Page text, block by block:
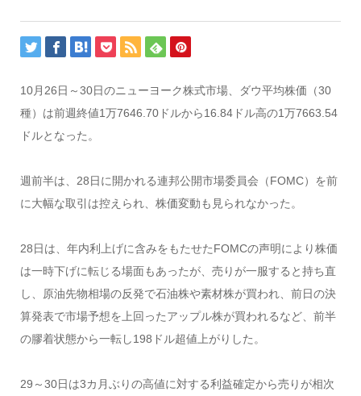
10月26日～30日のニューヨーク株式市場、ダウ平均株価（30
種）は前週終値1万7646.70ドルから16.84ドル高の1万7663.54
ドルとなった。
週前半は、28日に開かれる連邦公開市場委員会（FOMC）を前
に大幅な取引は控えられ、株価変動も見られなかった。
28日は、年内利上げに含みをもたせたFOMCの声明により株価
は一時下げに転じる場面もあったが、売りが一服すると持ち直
し、原油先物相場の反発で石油株や素材株が買われ、前日の決
算発表で市場予想を上回ったアップル株が買われるなど、前半
の膠着状態から一転し198ドル超値上がりした。
29～30日は3カ月ぶりの高値に対する利益確定から売りが相次